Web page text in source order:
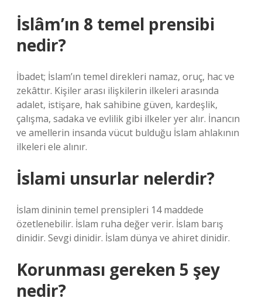
İslâm’ın 8 temel prensibi
nedir?
İbadet; İslam’ın temel direkleri namaz, oruç, hac ve
zekâttır. Kişiler arası ilişkilerin ilkeleri arasında
adalet, istişare, hak sahibine güven, kardeşlik,
çalışma, sadaka ve evlilik gibi ilkeler yer alır. İnancın
ve amellerin insanda vücut bulduğu İslam ahlakının
ilkeleri ele alınır.
İslami unsurlar nelerdir?
İslam dininin temel prensipleri 14 maddede
özetlenebilir. İslam ruha değer verir. İslam barış
dinidir. Sevgi dinidir. İslam dünya ve ahiret dinidir.
Korunması gereken 5 şey
nedir?